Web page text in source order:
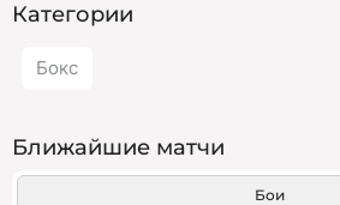
Категории
Бокс
Ближайшие матчи
Бои